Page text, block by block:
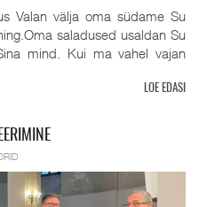
Valan välja oma südame Su
saladused usaldan Su
mind. Kui ma vahel vajan
LOE EDASI